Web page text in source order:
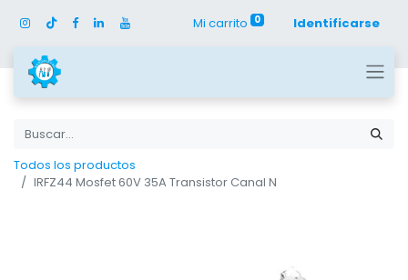
Mi carrito 0 Identificarse
Todos los productos
IRFZ44 Mosfet 60V 35A Transistor Canal N